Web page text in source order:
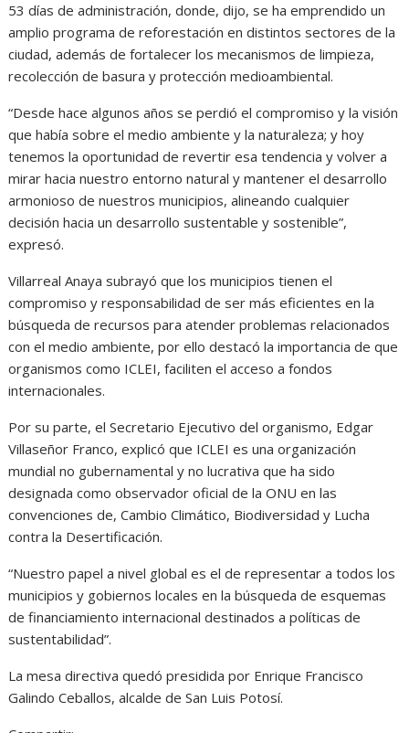
53 días de administración, donde, dijo, se ha emprendido un
amplio programa de reforestación en distintos sectores de la
ciudad, además de fortalecer los mecanismos de limpieza,
recolección de basura y protección medioambiental.
“Desde hace algunos años se perdió el compromiso y la visión
que había sobre el medio ambiente y la naturaleza; y hoy
tenemos la oportunidad de revertir esa tendencia y volver a
mirar hacia nuestro entorno natural y mantener el desarrollo
armonioso de nuestros municipios, alineando cualquier
decisión hacia un desarrollo sustentable y sostenible”,
expresó.
Villarreal Anaya subrayó que los municipios tienen el
compromiso y responsabilidad de ser más eficientes en la
búsqueda de recursos para atender problemas relacionados
con el medio ambiente, por ello destacó la importancia de que
organismos como ICLEI, faciliten el acceso a fondos
internacionales.
Por su parte, el Secretario Ejecutivo del organismo, Edgar
Villaseñor Franco, explicó que ICLEI es una organización
mundial no gubernamental y no lucrativa que ha sido
designada como observador oficial de la ONU en las
convenciones de, Cambio Climático, Biodiversidad y Lucha
contra la Desertificación.
“Nuestro papel a nivel global es el de representar a todos los
municipios y gobiernos locales en la búsqueda de esquemas
de financiamiento internacional destinados a políticas de
sustentabilidad”.
La mesa directiva quedó presidida por Enrique Francisco
Galindo Ceballos, alcalde de San Luis Potosí.